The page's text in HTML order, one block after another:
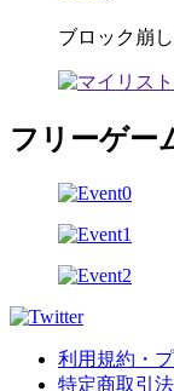
ブロック崩
フリーゲー
利用規約・
特定商取引